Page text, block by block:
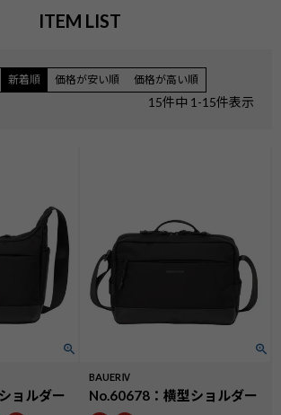
ITEM LIST
新着順 価格が安い順 価格が高い順
15件中 1 -15件表示
ョルダー
BAUERⅣ
No.60678：横型ショルダー